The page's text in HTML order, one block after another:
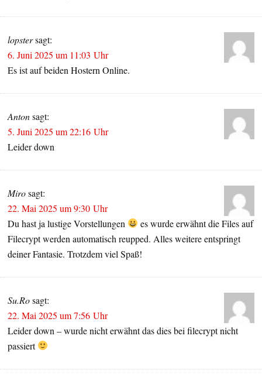
lopstersagt:
6. Juni 2025 um 11:03 Uhr
Es ist auf beiden Hostern Online.
Antonsagt:
5. Juni 2025 um 22:16 Uhr
Leider down
Mirosagt:
22. Mai 2025 um 9:30 Uhr
Du hast ja lustige Vorstellungen
es wurde erwähnt die Files auf
Filecrypt werden automatisch reupped. Alles weitere entspringt
deiner Fantasie. Trotzdem viel Spaß!
Su.Rosagt:
22. Mai 2025 um 7:56 Uhr
Leider down – wurde nicht erwähnt das dies bei filecrypt nicht
passiert